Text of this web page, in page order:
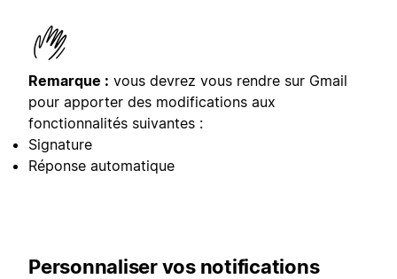
Remarque : vous devrez vous rendre sur Gmail
pour apporter des modifications aux
fonctionnalités suivantes :
Signature
Réponse automatique
Personnaliser vos notifications